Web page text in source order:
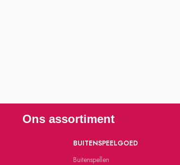
Ons assortiment
BUITENSPEELGOED
Buitenspellen